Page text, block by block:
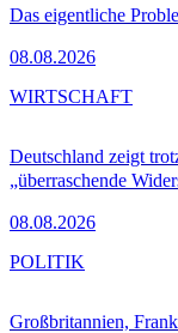
Das eigentliche
08.08.2026
Deutschland zeigt
„überraschende
08.08.2026
WIRTSCHAFT
Großbritannien,
POLITIK